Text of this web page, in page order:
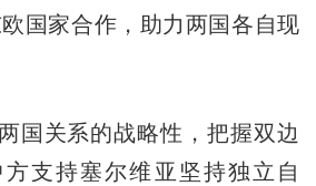
国家合作，助力两国各自现
关系的战略性，把握双边
支持塞尔维亚坚持独立自